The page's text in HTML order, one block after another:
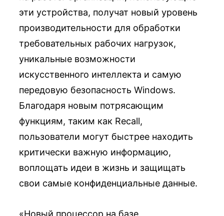
эти устройства, получат новый уровень
производительности для обработки
требовательных рабочих нагрузок,
уникальные возможности
искусственного интеллекта и самую
передовую безопасность Windows.
Благодаря новым потрясающим
функциям, таким как Recall,
пользователи могут быстрее находить
критически важную информацию,
воплощать идеи в жизнь и защищать
свои самые конфиденциальные данные.
«Новый процессор на базе